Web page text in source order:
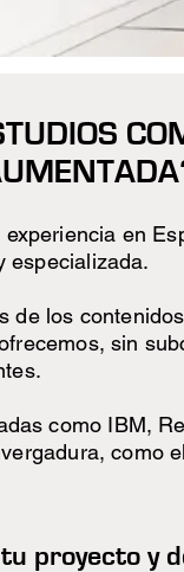
en
especializada.
de los
sin
como IBM,
como el
proyecto y